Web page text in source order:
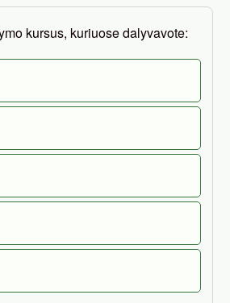
kursus, kuriuose dalyvavote: